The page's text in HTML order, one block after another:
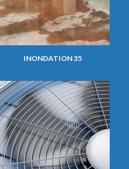
INONDATION 35